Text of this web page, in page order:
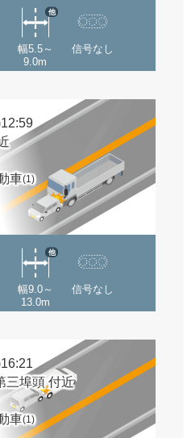
幅5.5～
9.0m
他
信号なし
車(1)
幅9.0～
13.0m
他
信号なし
三埠頭 付近
車(1)